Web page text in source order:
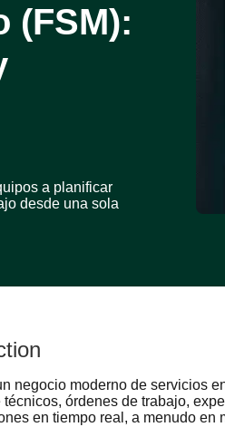
(FSM):
a planificar
desde una sola
negocio moderno de servicios
técnicos, órdenes de trabajo,
en tiempo real, a menudo